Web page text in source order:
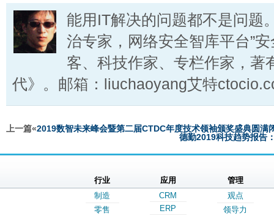
能用IT解决的问题都不是问题
治专家，网络安全智库平台”
客、科技作家、专栏作家，著
代》。邮箱：liuchaoyang艾特
上一篇«2019数智未来峰会暨第二届CTDC年度技术领袖颁奖盛典圆满
德勤2019科技趋势报告
行业
制造
零售
应用
CRM
ERP
管理
观点
领导力